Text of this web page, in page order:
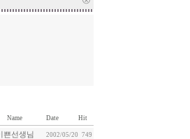
Name Date Hit
쁜선생님 2002/05/20 749